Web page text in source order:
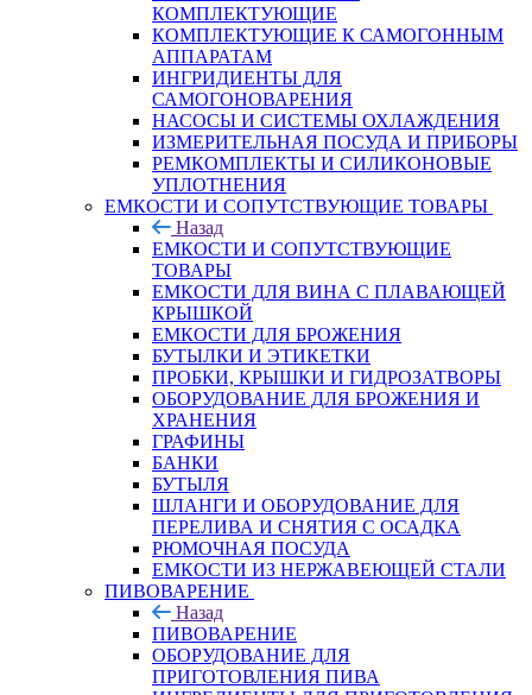
КОМПЛЕКТУЮЩИЕ
КОМПЛЕКТУЮЩИЕ К САМОГОННЫМ
АППАРАТАМ
ИНГРИДИЕНТЫ ДЛЯ
САМОГОНОВАРЕНИЯ
НАСОСЫ И СИСТЕМЫ ОХЛАЖДЕНИЯ
ИЗМЕРИТЕЛЬНАЯ ПОСУДА И ПРИБОРЫ
РЕМКОМПЛЕКТЫ И СИЛИКОНОВЫЕ
УПЛОТНЕНИЯ
ЕМКОСТИ И СОПУТСТВУЮЩИЕ ТОВАРЫ
Назад
ЕМКОСТИ И СОПУТСТВУЮЩИЕ
ТОВАРЫ
ЕМКОСТИ ДЛЯ ВИНА С ПЛАВАЮЩЕЙ
КРЫШКОЙ
ЕМКОСТИ ДЛЯ БРОЖЕНИЯ
БУТЫЛКИ И ЭТИКЕТКИ
ПРОБКИ, КРЫШКИ И ГИДРОЗАТВОРЫ
ОБОРУДОВАНИЕ ДЛЯ БРОЖЕНИЯ И
ХРАНЕНИЯ
ГРАФИНЫ
БАНКИ
БУТЫЛЯ
ШЛАНГИ И ОБОРУДОВАНИЕ ДЛЯ
ПЕРЕЛИВА И СНЯТИЯ С ОСАДКА
РЮМОЧНАЯ ПОСУДА
ЕМКОСТИ ИЗ НЕРЖАВЕЮЩЕЙ СТАЛИ
ПИВОВАРЕНИЕ
Назад
ПИВОВАРЕНИЕ
ОБОРУДОВАНИЕ ДЛЯ
ПРИГОТОВЛЕНИЯ ПИВА